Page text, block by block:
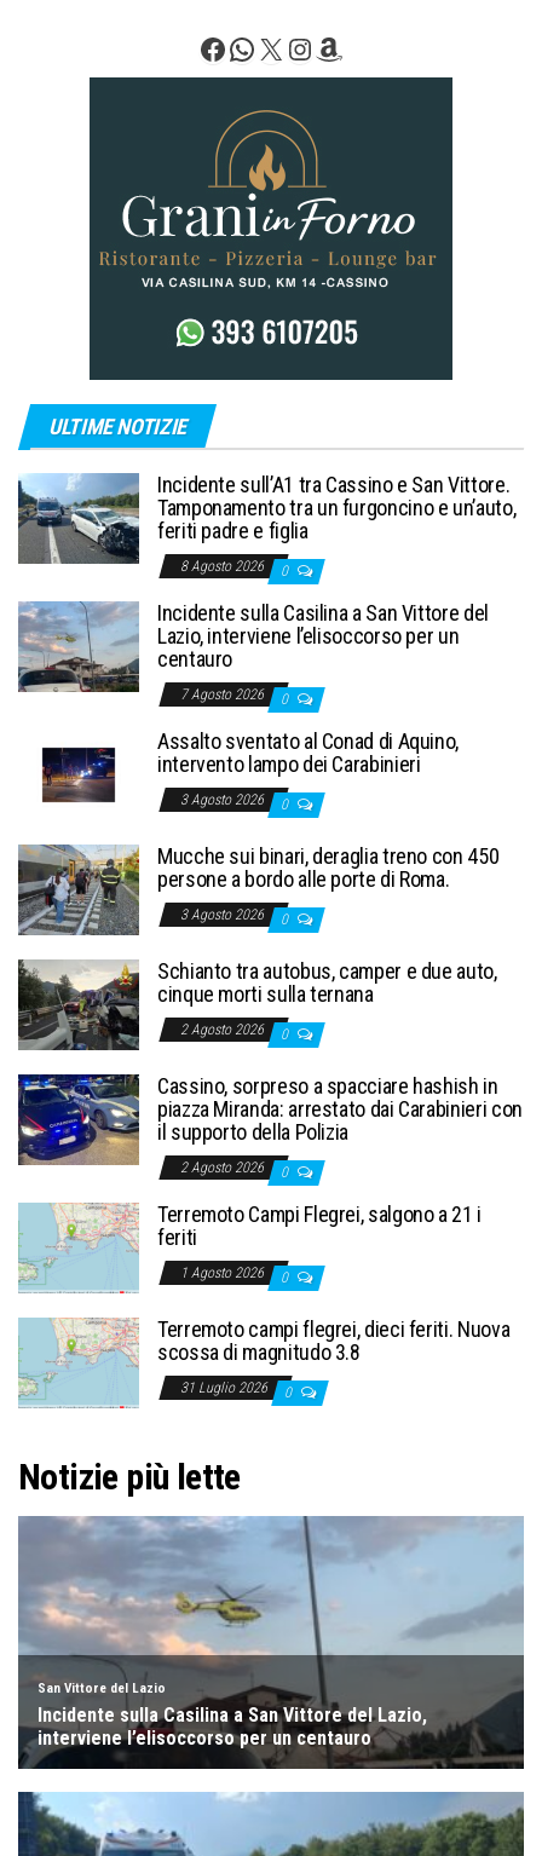
Facebook
WhatsApp
X Instagram
Amazon
ULTIME NOTIZIE
Incidente sull’A1 tra Cassino e San Vittore.
Tamponamento tra un furgoncino e un’auto,
feriti padre e figlia
8 Agosto 2026 0
Incidente sulla Casilina a San Vittore del
Lazio, interviene l’elisoccorso per un
centauro
7 Agosto 2026 0
Assalto sventato al Conad di Aquino,
intervento lampo dei Carabinieri
3 Agosto 2026 0
Mucche sui binari, deraglia treno con 450
persone a bordo alle porte di Roma.
3 Agosto 2026 0
Schianto tra autobus, camper e due auto,
cinque morti sulla ternana
2 Agosto 2026 0
Cassino, sorpreso a spacciare hashish in
piazza Miranda: arrestato dai Carabinieri con
il supporto della Polizia
2 Agosto 2026 0
Terremoto Campi Flegrei, salgono a 21 i
feriti
1 Agosto 2026 0
Terremoto campi flegrei, dieci feriti. Nuova
scossa di magnitudo 3.8
31 Luglio 2026 0
Notizie più lette